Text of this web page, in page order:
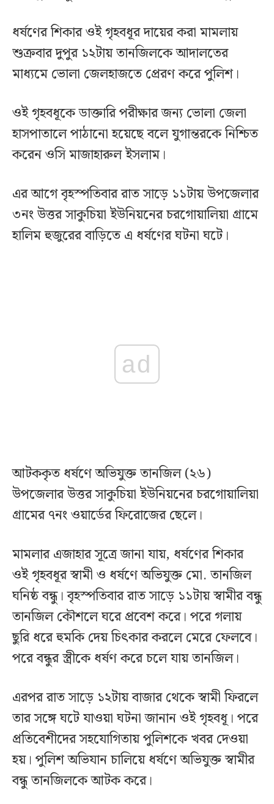
ধর্ষণের শিকার ওই গৃহবধূর দায়ের করা মামলায়
শুক্রবার দুপুর ১২টায় তানজিলকে আদালতের
মাধ্যমে ভোলা জেলহাজতে প্রেরণ করে পুলিশ।
ওই গৃহবধূকে ডাক্তারি পরীক্ষার জন্য ভোলা জেলা
হাসপাতালে পাঠানো হয়েছে বলে যুগান্তরকে নিশ্চিত
করেন ওসি মাজাহারুল ইসলাম।
এর আগে বৃহস্পতিবার রাত সাড়ে ১১টায় উপজেলার
৩নং উত্তর সাকুচিয়া ইউনিয়নের চরগোয়ালিয়া গ্রামে
হালিম হুজুরের বাড়িতে এ ধর্ষণের ঘটনা ঘটে।
ad
আটককৃত ধর্ষণে অভিযুক্ত তানজিল (২৬)
উপজেলার উত্তর সাকুচিয়া ইউনিয়নের চরগোয়ালিয়া
গ্রামের ৭নং ওয়ার্ডের ফিরোজের ছেলে।
মামলার এজাহার সূত্রে জানা যায়, ধর্ষণের শিকার
ওই গৃহবধূর স্বামী ও ধর্ষণে অভিযুক্ত মো. তানজিল
ঘনিষ্ঠ বন্ধু। বৃহস্পতিবার রাত সাড়ে ১১টায় স্বামীর বন্ধু
তানজিল কৌশলে ঘরে প্রবেশ করে। পরে গলায়
ছুরি ধরে হুমকি দেয় চিৎকার করলে মেরে ফেলবে।
পরে বন্ধুর স্ত্রীকে ধর্ষণ করে চলে যায় তানজিল।
এরপর রাত সাড়ে ১২টায় বাজার থেকে স্বামী ফিরলে
তার সঙ্গে ঘটে যাওয়া ঘটনা জানান ওই গৃহবধূ। পরে
প্রতিবেশীদের সহযোগিতায় পুলিশকে খবর দেওয়া
হয়। পুলিশ অভিযান চালিয়ে ধর্ষণে অভিযুক্ত স্বামীর
বন্ধু তানজিলকে আটক করে।